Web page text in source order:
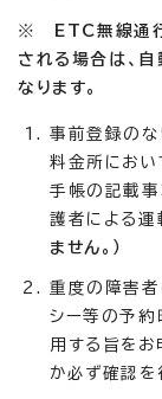
※
ETC無線通
される場合は、
なります。
事前登録のな
料金所におい
手帳の記載
護者による運
ません。）
重度の障害者
シー等の予約
用する旨をお
か必ず確認を